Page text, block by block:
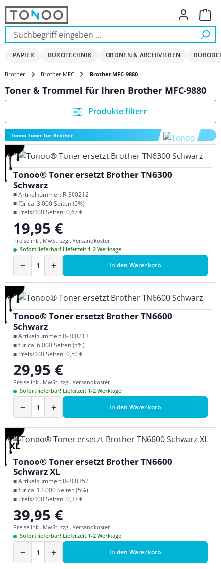
Zum Hauptinhalt springen
PAPIER BÜROTECHNIK ORDNEN & ARCHIVIEREN
Brother Brother MFC Brother MFC-9880
Toner & Trommel für Ihren Brother MFC-9880
Produkte filtern
Tonoo Toner für Brother
Tonoo® Toner ersetzt Brother TN6300
Schwarz
■ Artikelnummer: R-300212
■ für ca. 3.000 Seiten (5%)
■ Preis/100 Seiten: 0,67 €
Regulärer Preis:
19,95 €
Preise inkl. MwSt. zzgl. Versandkosten
Sofort lieferbar! Lieferzeit 1-2 Werktage
− + In den Warenkorb
Tonoo® Toner ersetzt Brother TN6600
Schwarz
■ Artikelnummer: R-300213
■ für ca. 6.000 Seiten (5%)
■ Preis/100 Seiten: 0,50 €
Regulärer Preis:
29,95 €
Preise inkl. MwSt. zzgl. Versandkosten
Sofort lieferbar! Lieferzeit 1-2 Werktage
− + In den Warenkorb
XL
Tonoo® Toner ersetzt Brother TN6600
Schwarz XL
■ Artikelnummer: R-300352
■ für ca. 12.000 Seiten (5%)
■ Preis/100 Seiten: 0,33 €
Regulärer Preis:
39,95 €
Preise inkl. MwSt. zzgl. Versandkosten
Sofort lieferbar! Lieferzeit 1-2 Werktage
− + In den Warenkorb